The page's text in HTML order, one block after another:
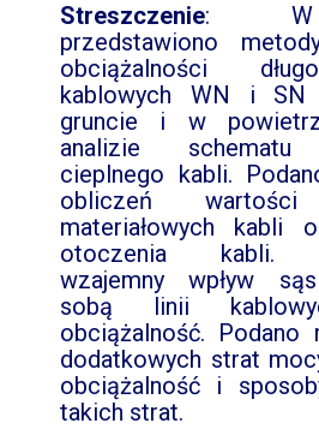
Streszczenie: W
przedstawiono
obciążalności
kablowych WN i SN
gruncie i w
analizie schematu
cieplnego kabli.
obliczeń wartości
materiałowych kabli
otoczenia kabli.
wzajemny wpływ
sobą linii
obciążalność. Podano
dodatkowych strat
obciążalność i
takich strat.